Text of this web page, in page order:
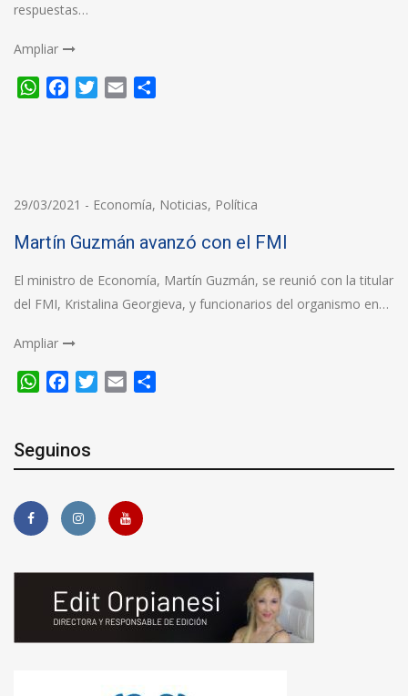
respuestas…
Ampliar
WhatsApp
FacebookTwitter
Email
29/03/2021 - Economía, Noticias, Política
Martín Guzmán avanzó con el FMI
El ministro de Economía, Martín Guzmán, se reunió con la titular
del FMI, Kristalina Georgieva, y funcionarios del organismo en…
Ampliar
WhatsApp
FacebookTwitter
Email
Seguinos